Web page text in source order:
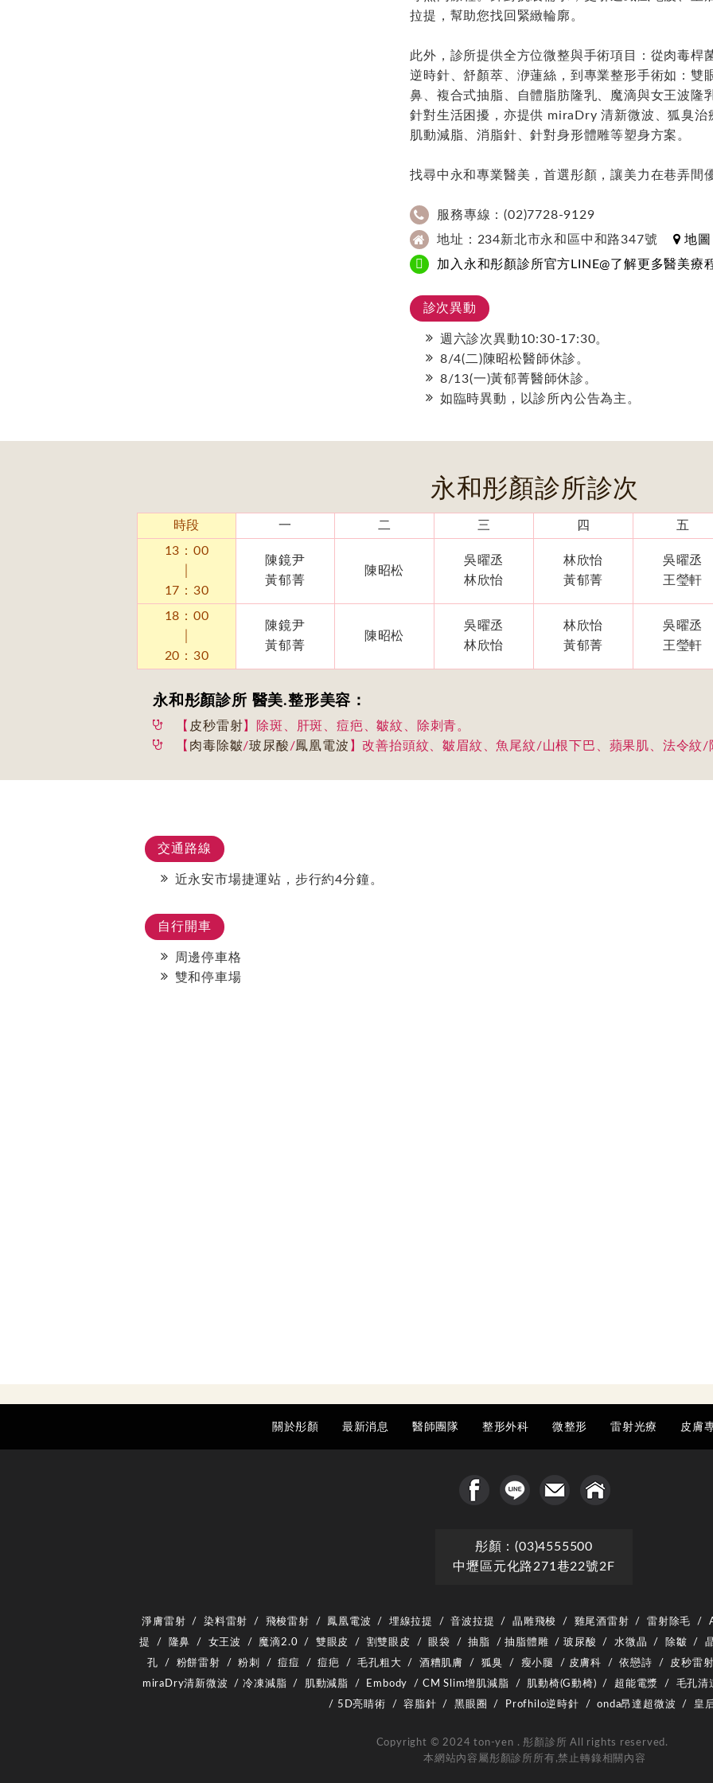
拉提，幫助您找回緊緻輪廓。
此外，診所提供全方位微整與手術項目：從肉毒
逆時針、舒顏萃、洢蓮絲，到專業整形手術如：雙
鼻、複合式抽脂、自體脂肪隆乳、魔滴與女王波隆
針對生活困擾，亦提供 miraDry 清新微波、狐臭治
肌動減脂、消脂針、針對身形體雕等塑身方案。
找尋中永和專業醫美，首選彤顏，讓美力在巷弄間
服務專線：(02)7728-9129
地址：234新北市永和區中和路347號
地圖
加入永和彤顏診所官方LINE@了解更多醫美療
診次異動
週六診次異動10:30-17:30。
8/4(二)陳昭松醫師休診。
8/13(一)黃郁菁醫師休診。
如臨時異動，以診所內公告為主。
永和彤顏診所診次
時段 一 二 三 四 五
13：00
17：30
陳鏡尹
黃郁菁
陳昭松
吳曜丞
林欣怡
林欣怡
黃郁菁
吳曜丞
王瑩軒
18：00
20：30
陳鏡尹
黃郁菁
陳昭松
吳曜丞
林欣怡
林欣怡
黃郁菁
吳曜丞
王瑩軒
永和彤顏診所 醫美.整形美容：
【 皮秒雷射】除斑、肝斑、痘疤、皺紋、除刺青。
【 肉毒除皺/玻尿酸/鳳凰電波 】改善抬頭紋、皺眉紋、魚尾紋/山根下巴、蘋果肌、法令紋/
交通路線
近永安市場捷運站，步行約4分鐘。
自行開車
周邊停車格
雙和停車場
關於彤顏 最新消息 醫師團隊 整形外科 微整形 雷射光療 皮膚
彤顏：(03)4555500
中壢區元化路271巷22號2F
淨膚雷射 / 染料雷射 / 飛梭雷射 / 鳳凰電波 / 埋線拉提 / 音波拉提 / 晶雕飛梭 / 雞尾酒雷射 / 雷射除毛 /
提 / 隆鼻 / 女王波 / 魔滴2.0 / 雙眼皮 / 割雙眼皮 / 眼袋 / 抽脂 / 抽脂體雕 / 玻尿酸 / 水微晶 / 除皺 /
孔 / 粉餅雷射 / 粉刺 / 痘痘 / 痘疤 / 毛孔粗大 / 酒糟肌膚 / 狐臭 / 瘦小腿 / 皮膚科 / 依戀詩 / 皮秒雷射
miraDry清新微波 / 冷凍減脂 / 肌動減脂 / Embody / CM Slim增肌減脂 / 肌動椅(G動椅) / 超能電漿 / 毛孔清
/ 5D亮睛術 / 容脂針 / 黑眼圈 / Profhilo逆時針 / onda昂達超微波 / 皇
Copyright © 2024 ton-yen . 彤顏診所 All rights reserved.
本網站內容屬彤顏診所所有,禁止轉錄相關內容